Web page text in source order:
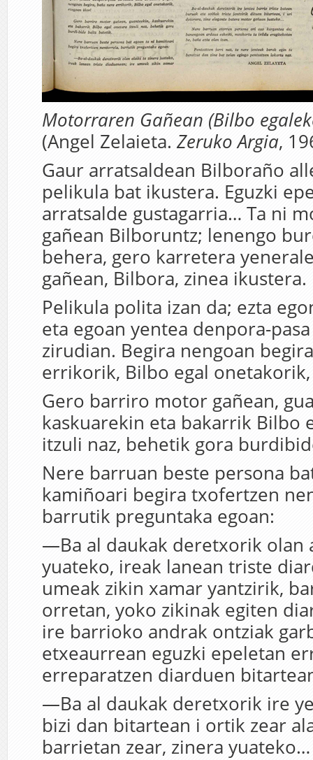
Motorraren Gañean (Bilbo
(Angel Zelaieta. Zeruko Argia,
Gaur arratsaldean Bilboraño
pelikula bat ikustera. Eguzki
arratsalde gustagarria… Ta ni
gañean Bilboruntz; lenengo
behera, gero karretera
gañean, Bilbora, zinea ikustera.
Pelikula polita izan da; ezta
eta egoan yentea denpora-
zirudian. Begira nengoan
errikorik, Bilbo egal
Gero barriro motor gañean,
kaskuarekin eta bakarrik Bilbo
itzuli naz, behetik gora
Nere barruan beste persona
kamiñoari begira txofertzen
barrutik preguntaka egoan:
—Ba al daukak deretxorik olan
yuateko, ireak lanean triste
umeak zikin xamar yantzirik,
orretan, yoko zikinak egiten
ire barrioko andrak ontziak
etxeaurrean eguzki epeletan
erreparatzen diarduen
—Ba al daukak deretxorik ire
bizi dan bitartean i ortik zear
barrietan zear, zinera yuateko…